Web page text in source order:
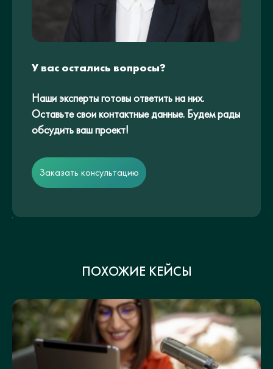
У вас остались вопросы?
Наши эксперты готовы ответить на них.
Оставьте свои контактные данные. Будем рады
обсудить ваш проект!
Заказать консультацию
ПОХОЖИЕ КЕЙСЫ